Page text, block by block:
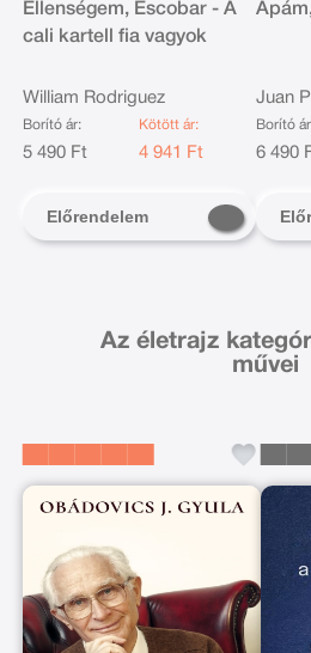
Ellenségem, Escobar - A
cali kartell fia vagyok
William Rodriguez
Borító ár:
5 490 Ft
Kötött ár:
4 941 Ft
Előrendelem
Juan
Borító
6 490
Az életrajz
művei